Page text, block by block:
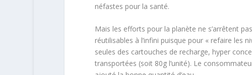
néfastes pour la santé.
Mais les efforts pour la planète ne s’arrêtent
réutilisables à l’infini puisque pour « refaire les
seules des cartouches de recharge, hyper
transportées (soit 80g l’unité). Le